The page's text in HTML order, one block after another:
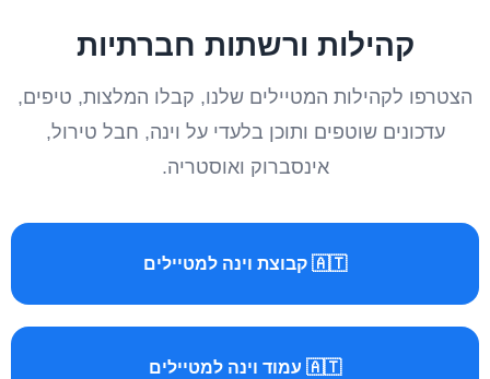
קהילות ורשתות חברתיות
הצטרפו לקהילות המטיילים שלנו, קבלו המלצות, טיפים,
עדכונים שוטפים ותוכן בלעדי על וינה, חבל טירול,
אינסברוק ואוסטריה.
🇦🇹 קבוצת וינה למטיילים
🇦🇹 עמוד וינה למטיילים